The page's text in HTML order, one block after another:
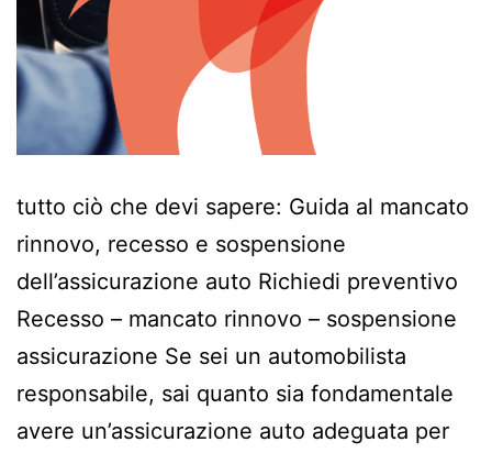
tutto ciò che devi sapere: Guida al mancato
rinnovo, recesso e sospensione
dell’assicurazione auto Richiedi preventivo
Recesso – mancato rinnovo – sospensione
assicurazione Se sei un automobilista
responsabile, sai quanto sia fondamentale
avere un’assicurazione auto adeguata per